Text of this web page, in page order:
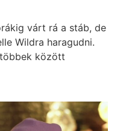
várt rá a stáb, de
Wildra haragudni.
között